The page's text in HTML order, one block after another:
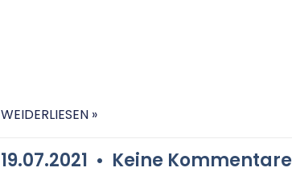
WEIDERLIESEN »
19.07.2021 Keine Kommentare